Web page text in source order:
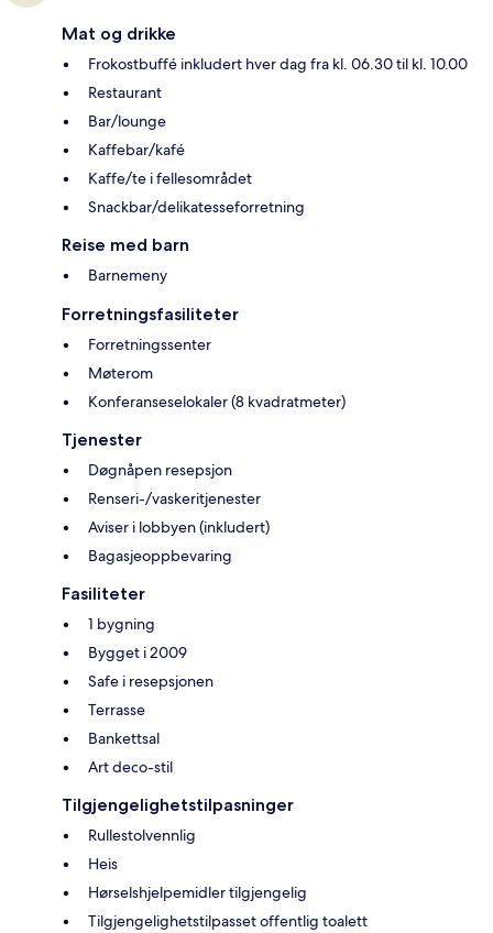
Mat og drikke
Frokostbuffé inkludert hver dag fra kl. 06.30 til kl. 10.00
Restaurant
Bar/lounge
Kaffebar/kafé
Kaffe/te i fellesområdet
Snackbar/delikatesseforretning
Reise med barn
Barnemeny
Forretningsfasiliteter
Forretningssenter
Møterom
Konferanseselokaler (8 kvadratmeter)
Tjenester
Døgnåpen resepsjon
Renseri-/vaskeritjenester
Aviser i lobbyen (inkludert)
Bagasjeoppbevaring
Fasiliteter
1 bygning
Bygget i 2009
Safe i resepsjonen
Terrasse
Bankettsal
Art deco-stil
Tilgjengelighetstilpasninger
Rullestolvennlig
Heis
Hørselshjelpemidler tilgjengelig
Tilgjengelighetstilpasset offentlig toalett